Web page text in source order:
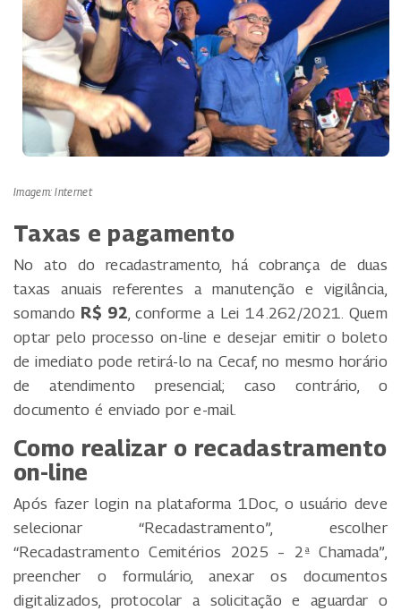
Imagem: Internet
Taxas e pagamento
No ato do recadastramento, há cobrança de duas
taxas anuais referentes a manutenção e vigilância,
somando R$ 92, conforme a Lei 14.262/2021. Quem
optar pelo processo on-line e desejar emitir o boleto
de imediato pode retirá-lo na Cecaf, no mesmo horário
de atendimento presencial; caso contrário, o
documento é enviado por e-mail.
Como realizar o recadastramento
on-line
Após fazer login na plataforma 1Doc, o usuário deve
selecionar “Recadastramento”, escolher
“Recadastramento Cemitérios 2025 – 2ª Chamada”,
preencher o formulário, anexar os documentos
digitalizados, protocolar a solicitação e aguardar o